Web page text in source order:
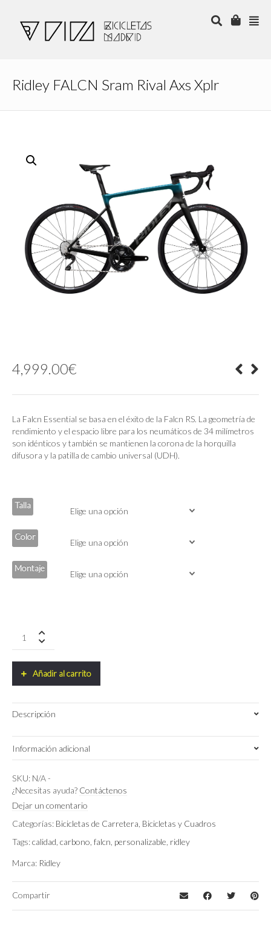
Ridley FALCN Sram Rival Axs Xplr
4,999.00€
La Falcn Essential se basa en el éxito de la Falcn RS. La geometría de
rendimiento y el espacio libre para los neumáticos de 34 milímetros
son idénticos y también se mantienen la corona de la horquilla
difusora y la patilla de cambio universal (UDH).
Talla
Color
Montaje
FALCN
Axs
quantity
Añadir al carrito
Descripción
Información adicional
Talla
Color
Montaje Sram Rival AXS XPLR
SKU: N/A-
¿Necesitas ayuda? Contáctenos
Dejar un comentario
Categorías: Bicicletas de Carretera Bicicletas y Cuadros
Tags:calidad carbono falcn personalizable ridley
Marca: Ridley
Compartir